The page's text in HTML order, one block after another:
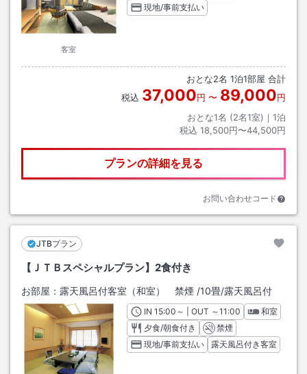
客室
現地/事前支払い
おとな2名 1泊1部屋 合計
税込 37,000円 〜 89,000円
おとな1名 (2名1室)｜ 1泊
税込 18,500円〜44,500円
プランの詳細を見る
お問い合わせコード
JTBプラン
【ＪＴＢスペシャルプラン】2食付き
お部屋： 露天風呂付客室（和室） 禁煙 /10畳/露天風呂付
INチェックイン
15:00 ～ | OUT チェックアウト
～11:00
和室
夕食/朝食付き
禁煙
現地/事前支払い
露天風呂付き客室